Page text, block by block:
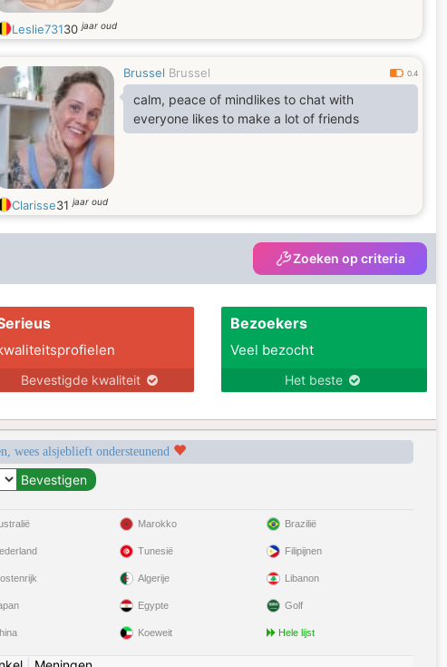
Leslie73130jaar oud
Brussel Brussel 0.4
calm, peace of mindlikes to chat with
everyone likes to make a lot of friends
Clarisse31jaar oud
Zoeken op criteria
Bevestigde kwaliteit
Bezoekers
Veel bezocht
Het beste
wees alsjeblieft ondersteunend
Marokko
Tunesië
Algerije
Egypte
Koeweit
Brazilië
Filipijnen
Libanon
Golf
Hele lijst